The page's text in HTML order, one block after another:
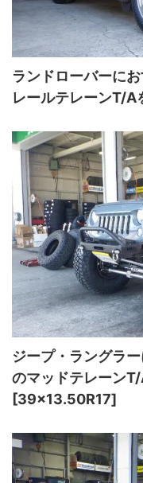
ランドローバーに
レールテレーンT/
ジープ・ラングラ
のマッドテレーン
[39×13.50R17]